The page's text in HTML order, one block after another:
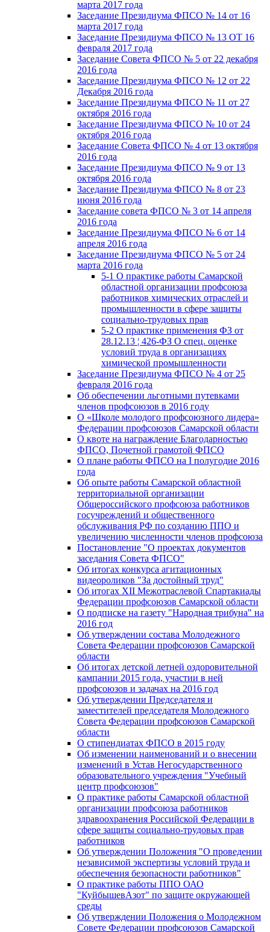
марта 2017 года
Заседание Президиума ФПСО № 14 от 16
марта 2017 года
Заседание Президиума ФПСО № 13 ОТ 16
февраля 2017 года
Заседание Совета ФПСО № 5 от 22 декабря
2016 года
Заседание Президиума ФПСО № 12 от 22
Декабря 2016 года
Заседание Президиума ФПСО № 11 от 27
октября 2016 года
Заседание Президиума ФПСО № 10 от 24
октября 2016 года
Заседание Совета ФПСО № 4 от 13 октября
2016 года
Заседание Президиума ФПСО № 9 от 13
октября 2016 года
Заседание Президиума ФПСО № 8 от 23
июня 2016 года
Заседание совета ФПСО № 3 от 14 апреля
2016 года
Заседание Президиума ФПСО № 6 от 14
апреля 2016 года
Заседание Президиума ФПСО № 5 от 24
марта 2016 года
5-1 О практике работы Самарской
областной организации профсоюза
работников химических отраслей и
промышленности в сфере защиты
социально-трудовых прав
5-2 О практике применения ФЗ от
28.12.13 ¦ 426-ФЗ О спец. оценке
условий труда в организациях
химической промышленности
Заседание Президиума ФПСО № 4 от 25
февраля 2016 года
Об обеспечении льготными путевками
членов профсоюзов в 2016 году
О «Школе молодого профсоюзного лидера»
Федерации профсоюзов Самарской области
О квоте на награждение Благодарностью
ФПСО, Почетной грамотой ФПСО
О плане работы ФПСО на I полугодие 2016
года
Об опыте работы Самарской областной
территориальной организации
Общероссийского профсоюза работников
госучреждений и общественного
обслуживания РФ по созданию ППО и
увеличению численности членов профсоюза
Постановление "О проектах документов
заседания Совета ФПСО"
Об итогах конкурса агитационных
видеороликов "За достойный труд"
Об итогах XII Межотраслевой Спартакиады
Федерации профсоюзов Самарской области
О подписке на газету "Народная трибуна" на
2016 год
Об утверждении состава Молодежного
Совета Федерации профсоюзов Самарской
области
Об итогах детской летней оздоровительной
кампании 2015 года, участии в ней
профсоюзов и задачах на 2016 год
Об утверждении Председателя и
заместителей председателя Молодежного
Совета Федерации профсоюзов Самарской
области
О стипендиатах ФПСО в 2015 году
Об изменении наименований и о внесении
изменений в Устав Негосударственного
образовательного учреждения "Учебный
центр профсоюзов"
О практике работы Самарской областной
организации профсоюза работников
здравоохранения Российской Федерации в
сфере защиты социально-трудовых прав
работников
Об утверждении Положения "О проведении
независимой экспертизы условий труда и
обеспечения безопасности работников"
О практике работы ППО ОАО
"КуйбышевАзот" по защите окружающей
среды
Об утверждении Положения о Молодежном
Совете Федерации профсоюзов Самарской